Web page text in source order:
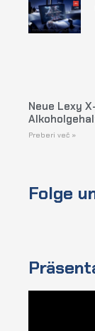
Neue Lexy
Preberi več »
Folge